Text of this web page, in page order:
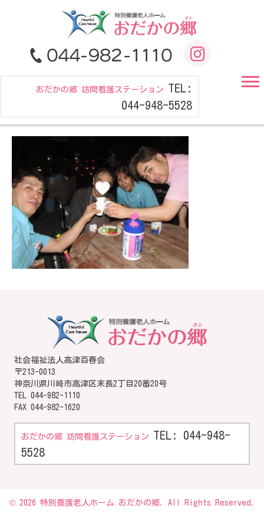
おだかの郷 訪問看護ステーション TEL:
044-948-5528
社会福祉法人高津百春会
〒213-0013
神奈川県川崎市高津区末長2丁目20番20号
TEL 044-982-1110
FAX 044-982-1620
おだかの郷 訪問看護ステーション TEL: 044-948-
5528
© 2026 特別養護老人ホーム おだかの郷. All Rights Reserved.